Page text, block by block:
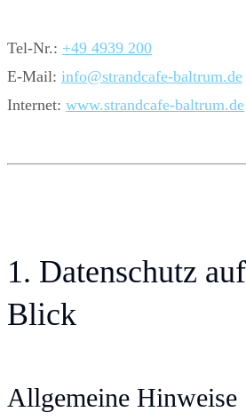
Tel-Nr.: +49 4939 200
E-Mail: info@strandcafe-baltrum.de
Internet: www.strandcafe-baltrum.de
1. Datenschutz
Blick
Allgemeine Hinweise